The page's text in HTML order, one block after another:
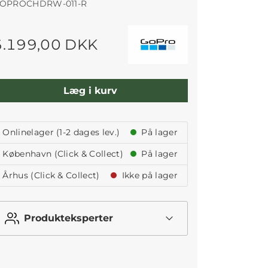
011-R
DKK
Læg i kurv
Onlinelager (1-2 dages lev.)
På lager
København (Click & Collect)
På lager
Århus (Click & Collect)
Ikke på lager
Produkteksperter